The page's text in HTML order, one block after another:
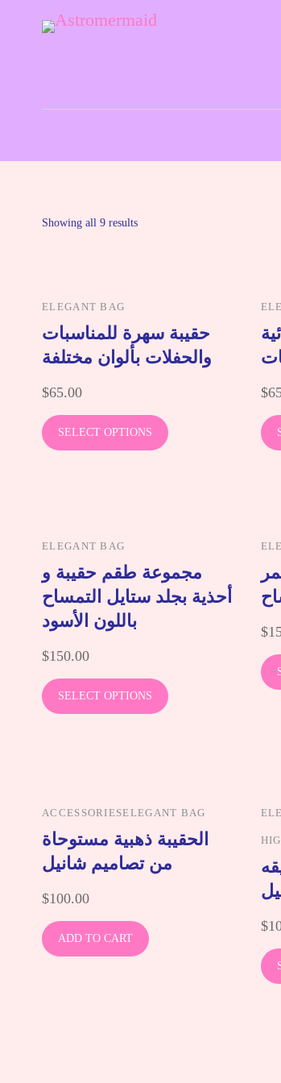
Showing all 9 results
ELEGANT BAG
حقيبة سهرة للمناسبات
والحفلات بألوان مختلفة
$65.00
SELECT OPTIONS
$
ELEGANT BAG
مجموعة طقم حقيبة و
أحذية بجلد ستايل التمساح
باللون الأسود
$150.00
SELECT OPTIONS
$
ACCESSORIESELEGANT BAG
الحقيبة ذهبية مستوحاة
من تصاميم شانيل
$100.00
ADD TO CART
$